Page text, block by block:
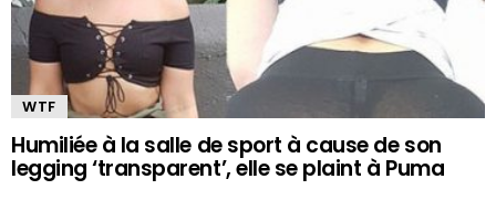
WTF
Humiliée à la salle de sport à cause de son
legging ‘transparent’, elle se plaint à Puma